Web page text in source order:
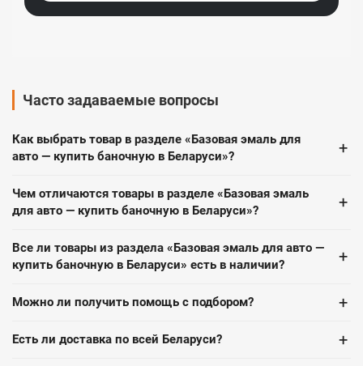
Часто задаваемые вопросы
Как выбрать товар в разделе «Базовая эмаль для
авто — купить баночную в Беларуси»?
+
Чем отличаются товары в разделе «Базовая эмаль
для авто — купить баночную в Беларуси»?
+
Все ли товары из раздела «Базовая эмаль для авто —
купить баночную в Беларуси» есть в наличии?
+
Можно ли получить помощь с подбором? +
Есть ли доставка по всей Беларуси? +